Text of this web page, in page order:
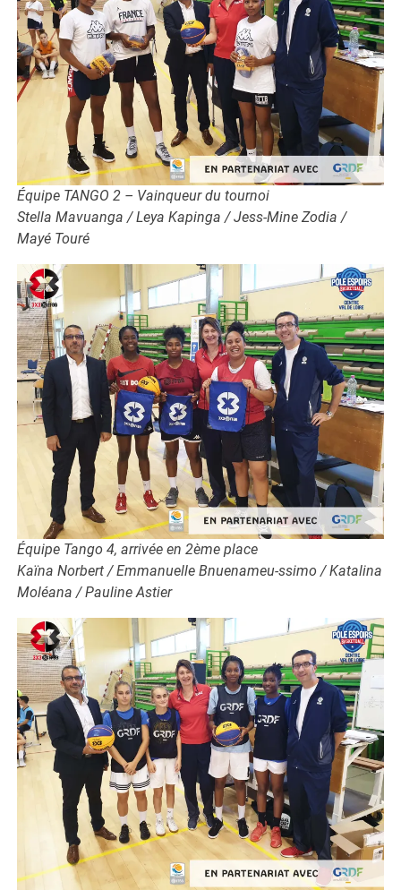
Équipe TANGO 2 – Vainqueur du tournoi
Stella Mavuanga / Leya Kapinga / Jess-Mine Zodia /
Mayé Touré
Équipe Tango 4, arrivée en 2ème place
Kaïna Norbert / Emmanuelle Bnuenameu-ssimo / Katalina
Moléana / Pauline Astier